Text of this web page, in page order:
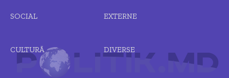
SOCIAL EXTERNE
CULTURĂ DIVERSE